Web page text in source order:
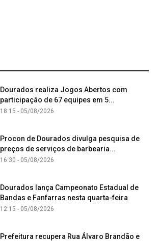
Dourados realiza Jogos Abertos com
participação de 67 equipes em 5...
18:15 - 05/08/2026
Procon de Dourados divulga pesquisa de
preços de serviços de barbearia...
16:30 - 05/08/2026
Dourados lança Campeonato Estadual de
Bandas e Fanfarras nesta quarta-feira
12:15 - 05/08/2026
Prefeitura recupera Rua Álvaro Brandão e